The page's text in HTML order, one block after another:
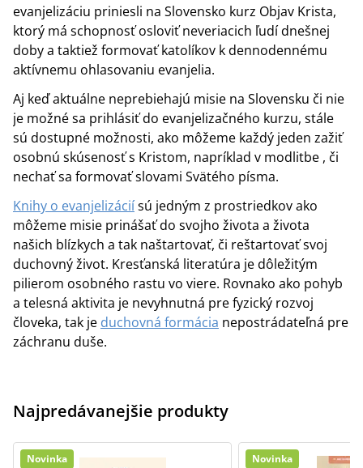
evanjelizáciu priniesli na Slovensko kurz Objav Krista,
ktorý má schopnosť osloviť neveriacich ľudí dnešnej
doby a taktiež formovať katolíkov k dennodennému
aktívnemu ohlasovaniu evanjelia.
Aj keď aktuálne neprebiehajú misie na Slovensku či nie
je možné sa prihlásiť do evanjelizačného kurzu, stále
sú dostupné možnosti, ako môžeme každý jeden zažiť
osobnú skúsenosť s Kristom, napríklad v modlitbe , či
nechať sa formovať slovami Svätého písma.
Knihy o evanjelizáciísú jedným z prostriedkov ako
môžeme misie prinášať do svojho života a života
našich blízkych a tak naštartovať, či reštartovať svoj
duchovný život. Kresťanská literatúra je dôležitým
pilierom osobného rastu vo viere. Rovnako ako pohyb
a telesná aktivita je nevyhnutná pre fyzický rozvoj
človeka, tak je duchovná formácia nepostrádateľná pre
záchranu duše.
Najpredávanejšie produkty
Novinka Novinka